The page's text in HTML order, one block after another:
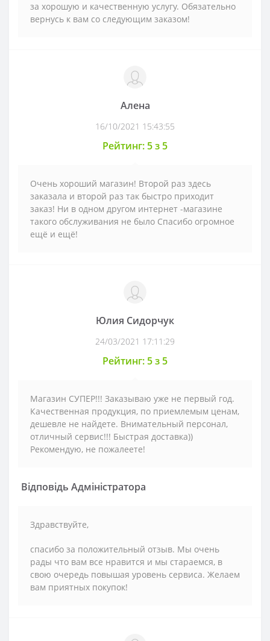
за хорошую и качественную услугу. Обязательно
вернусь к вам со следующим заказом!
Алена
16/10/2021 15:43:55
Рейтинг: 5 з 5
Очень хороший магазин! Второй раз здесь
заказала и второй раз так быстро приходит
заказ! Ни в одном другом интернет -магазине
такого обслуживания не было Спасибо огромное
ещё и ещё!
Юлия Сидорчук
24/03/2021 17:11:29
Рейтинг: 5 з 5
Магазин СУПЕР!!! Заказываю уже не первый год.
Качественная продукция, по приемлемым ценам,
дешевле не найдете. Внимательный персонал,
отличный сервис!!! Быстрая доставка))
Рекомендую, не пожалеете!
Відповідь Адміністратора
Здравствуйте,
спасибо за положительный отзыв. Мы очень
рады что вам все нравится и мы стараемся, в
свою очередь повышая уровень сервиса. Желаем
вам приятных покупок!